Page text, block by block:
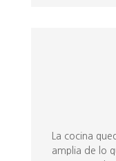
La cocina
amplia de lo